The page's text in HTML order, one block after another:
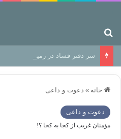
سر دفتر فساد در زمین‌، دوری
خانه » دعوت و داعی
دعوت و داعی
مؤمنان غریب از کجا به کجا ؟!